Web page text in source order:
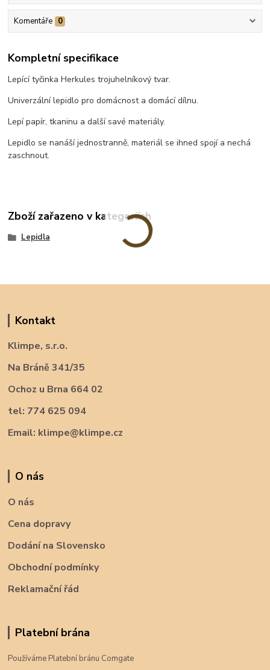
Komentáře 0
Kompletní specifikace
Lepící tyčinka Herkules trojuhelníkový tvar.
Univerzální lepidlo pro domácnost a domácí dílnu.
Lepí papír, tkaninu a další savé materiály.
Lepidlo se nanáší jednostranně, materiál se ihned spojí a nechá
zaschnout.
Zboží zařazeno v kategoriích
Lepidla
Kontakt
Klimpe, s.r.o.
Na Bráně 341/35
Ochoz u Brna 664 02
tel: 774 625 094
Email: klimpe@klimpe.cz
O nás
O nás
Cena dopravy
Dodání na Slovensko
Obchodní podmínky
Reklamační řád
Platební brána
Používáme Platební bránu Comgate